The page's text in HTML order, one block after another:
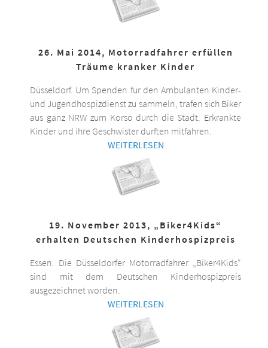
26. Mai 2014, Motorradfahrer erfüllen
Träume kranker Kinder
Düsseldorf. Um Spenden für den Ambulanten Kinder-
und Jugendhospizdienst zu sammeln, trafen sich Biker
aus ganz NRW zum Korso durch die Stadt. Erkrankte
Kinder und ihre Geschwister durften mitfahren.
WEITERLESEN
19. November 2013, „Biker4Kids“
erhalten Deutschen Kinderhospizpreis
Essen. Die Düsseldorfer Motorradfahrer „Biker4Kids“
sind mit dem Deutschen Kinderhospizpreis
ausgezeichnet worden.
WEITERLESEN